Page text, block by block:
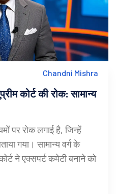
Chandni Mishra
कोर्ट की रोक: सामान्य
पर रोक लगाई है, जिन्हें
गया। सामान्य वर्ग के
ने एक्सपर्ट कमेटी बनाने को